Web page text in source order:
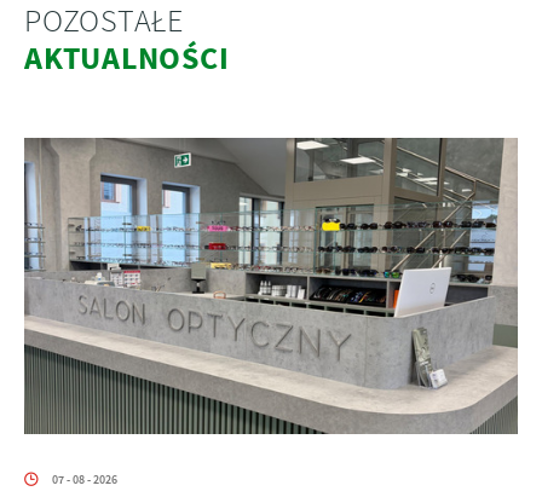
POZOSTAŁE
AKTUALNOŚCI
07 - 08 - 2026